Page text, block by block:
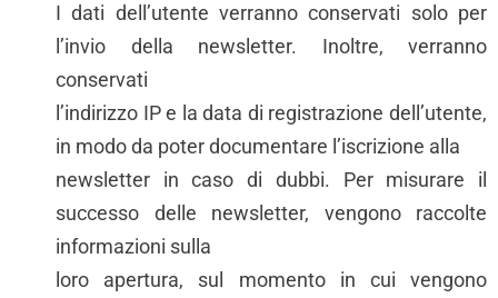
I dati dell’utente verranno conservati solo per
l’invio della newsletter. Inoltre, verranno
conservati
l’indirizzo IP e la data di registrazione dell’utente,
in modo da poter documentare l’iscrizione alla
newsletter in caso di dubbi. Per misurare il
successo delle newsletter, vengono raccolte
informazioni sulla
loro apertura, sul momento in cui vengono